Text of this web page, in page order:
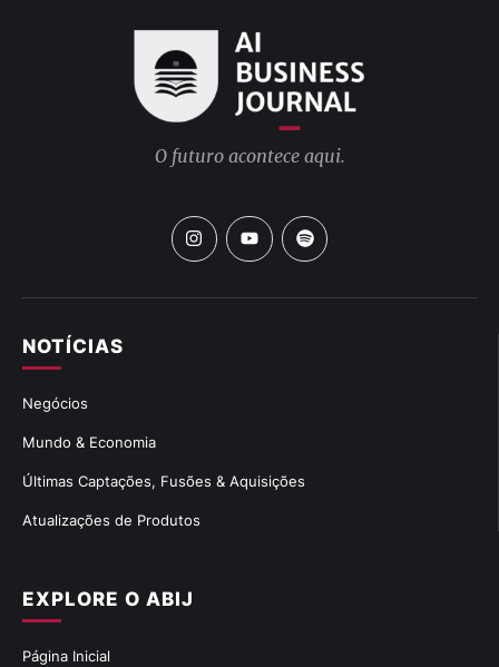
EXPLORE O ABIJ
Página Inicial
NOTÍCIAS
Negócios
Mundo & Economia
Últimas Captações, Fusões & Aquisições
Atualizações de Produtos
O futuro acontece aqui.